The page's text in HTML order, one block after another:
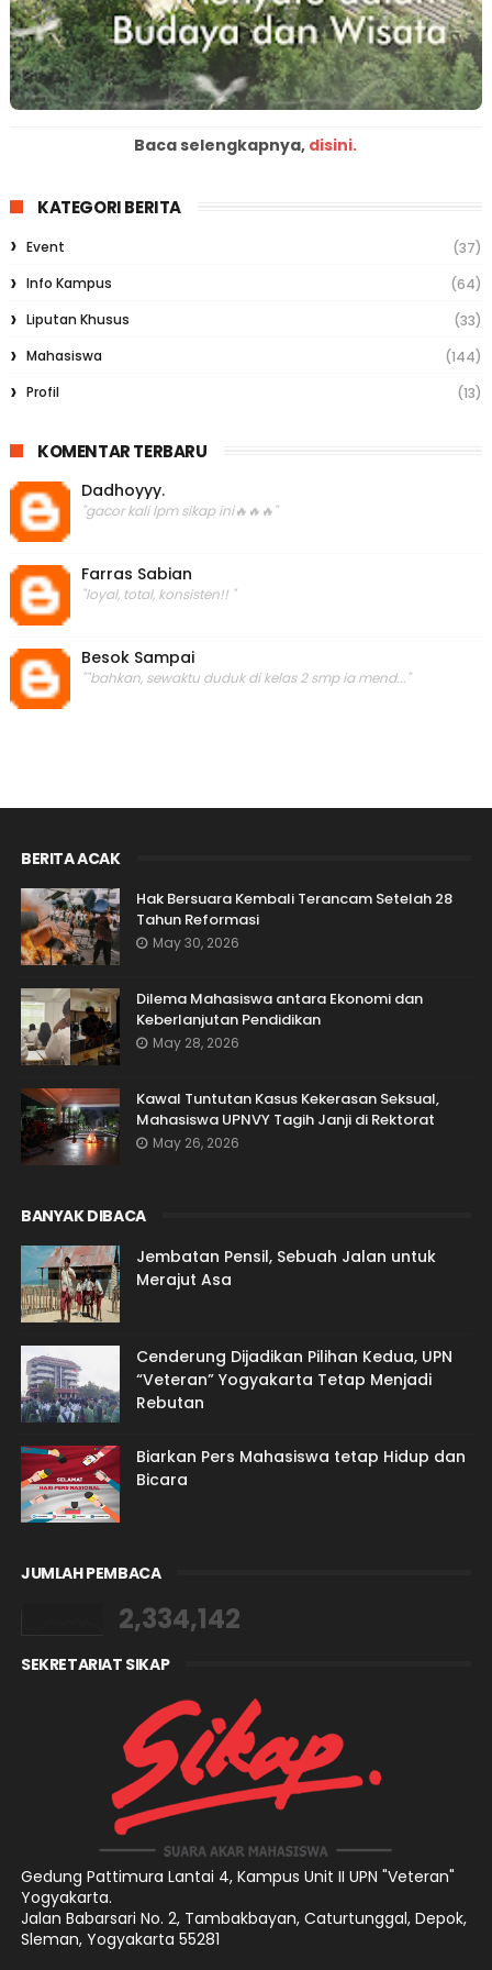
Baca selengkapnya, disini.
KATEGORI BERITA
Event
(37)
Info Kampus
(64)
Liputan Khusus
(33)
Mahasiswa
(144)
Profil
(13)
KOMENTAR TERBARU
Dadhoyyy.
"gacor kali lpm sikap ini🔥🔥🔥"
Farras Sabian
"loyal, total, konsisten!! "
Besok Sampai
""bahkan, sewaktu duduk di kelas 2 smp ia mend..."
BERITA ACAK
Hak Bersuara Kembali Terancam Setelah 28
Tahun Reformasi
May 30, 2026
Dilema Mahasiswa antara Ekonomi dan
Keberlanjutan Pendidikan
May 28, 2026
Kawal Tuntutan Kasus Kekerasan Seksual,
Mahasiswa UPNVY Tagih Janji di Rektorat
May 26, 2026
BANYAK DIBACA
Jembatan Pensil, Sebuah Jalan untuk
Merajut Asa
Cenderung Dijadikan Pilihan Kedua, UPN
“Veteran” Yogyakarta Tetap Menjadi
Rebutan
Biarkan Pers Mahasiswa tetap Hidup dan
Bicara
JUMLAH PEMBACA
2,334,142
SEKRETARIAT SIKAP
Gedung Pattimura Lantai 4, Kampus Unit II UPN "Veteran"
Yogyakarta.
Jalan Babarsari No. 2, Tambakbayan, Caturtunggal, Depok,
Sleman, Yogyakarta 55281